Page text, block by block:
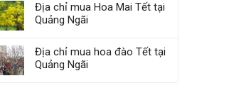
Địa chỉ mua Hoa Mai Tết tại
Quảng Ngãi
Địa chỉ mua hoa đào Tết tại
Quảng Ngãi